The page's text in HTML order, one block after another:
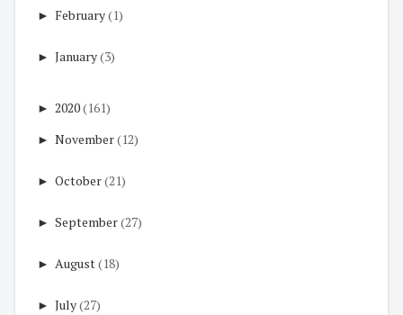
► February(1)
► January(3)
► 2020(161)
► November(12)
► October(21)
► September(27)
► August(18)
► July(27)